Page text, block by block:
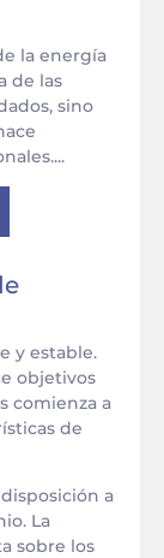
la energía
de las
sino
y estable.
objetivos
comienza a
de
a
La
sobre los